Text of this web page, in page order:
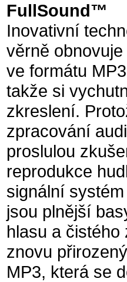
FullSound™
Inovativní
věrně
ve formátu
takže si
zkreslení.
zpracování
proslulou
reprodukce
signální
jsou plnější
hlasu a čistého
znovu
MP3, která se